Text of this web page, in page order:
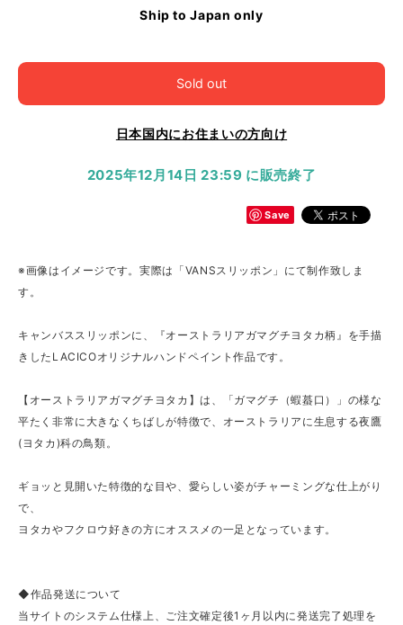
Ship to Japan only
Sold out
日本国内にお住まいの方向け
2025年12月14日 23:59 に販売終了
Save
※画像はイメージです。実際は「VANSスリッポン」にて制作致しま
す。
キャンバススリッポンに、『オーストラリアガマグチヨタカ柄』を手描
きしたLACICOオリジナルハンドペイント作品です。
【オーストラリアガマグチヨタカ】は、「ガマグチ（蝦蟇口）」の様な
平たく非常に大きなくちばしが特徴で、オーストラリアに生息する夜鷹
(ヨタカ)科の鳥類。
ギョッと見開いた特徴的な目や、愛らしい姿がチャーミングな仕上がり
で、
ヨタカやフクロウ好きの方にオススメの一足となっています。
◆作品発送について
当サイトのシステム仕様上、ご注文確定後1ヶ月以内に発送完了処理を